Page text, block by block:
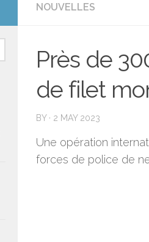
NOUVELLES
Près de
de filet
BY · 2 MAY 2023
Une opération
forces de police de